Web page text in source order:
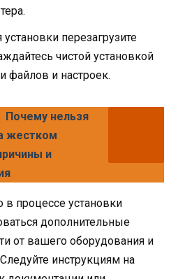
перезагрузите
чистой установкой
файлов и настроек.
Почему нельзя
жестком
и
в процессе установки
дополнительные
от вашего оборудования и
инструкциям на